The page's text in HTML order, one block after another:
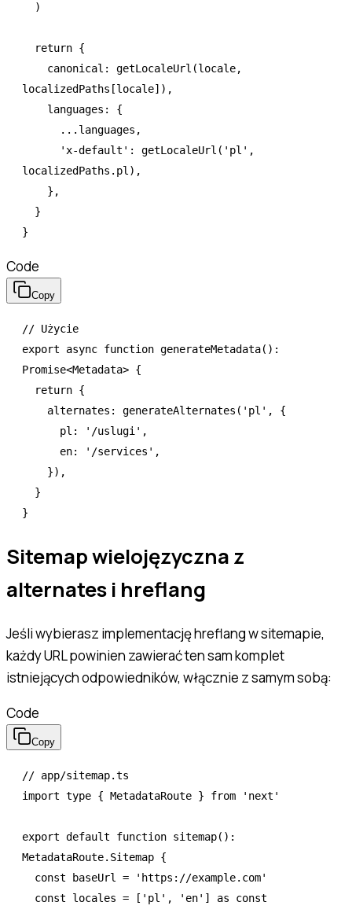
  )
  return
{
    canonical
: getLocaleUrl (locale,
localizedPaths[locale]) ,
    languages
:
{
      ...
languages ,
      'x-default'
: getLocaleUrl ( 'pl' ,
localizedPaths .pl) ,
    }
,
  }
}
Code
Copy
// Użycie
export async function generateMetadata() :
Promise<Metadata> {
  return
{
    alternates
: generateAlternates ( 'pl' ,
{
      pl
: '/uslugi' ,
      en
: '/services' ,
    })
,
  }
}
Sitemap wielojęzyczna z
alternates i hreflang
Jeśli wybierasz implementację hreflang w sitemapie,
każdy URL powinien zawierać ten sam komplet
istniejących odpowiedników, włącznie z samym sobą:
Code
Copy
// app/sitemap.ts
import type { MetadataRoute } from 'next'
export default function sitemap() :
MetadataRoute. Sitemap {
  const
baseUrl = 'https://example.com'
  const
locales = [ 'pl' , 'en' ] as const